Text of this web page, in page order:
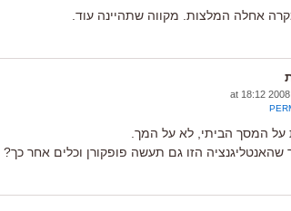
אחלה המלצות. מקווה שתהיינה עוד.
על המסך הביתי, לא על המך.
שהאנטליגנציה הזו גם תעשה פופקורן וכלים אחר כך?